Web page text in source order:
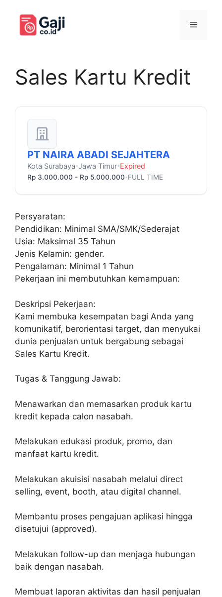
Menu
Sales Kartu Kredit
PT NAIRA ABADI SEJAHTERA
Kota Surabaya•Jawa Timur•Expired
Rp 3.000.000 - Rp 5.000.000 •FULL TIME
Persyaratan:
Pendidikan: Minimal SMA/SMK/Sederajat
Usia: Maksimal 35 Tahun
Jenis Kelamin: gender.
Pengalaman: Minimal 1 Tahun
Pekerjaan ini membutuhkan kemampuan:
Deskripsi Pekerjaan:
Kami membuka kesempatan bagi Anda yang
komunikatif, berorientasi target, dan menyukai
dunia penjualan untuk bergabung sebagai
Sales Kartu Kredit.
Tugas & Tanggung Jawab:
Menawarkan dan memasarkan produk kartu
kredit kepada calon nasabah.
Melakukan edukasi produk, promo, dan
manfaat kartu kredit.
Melakukan akuisisi nasabah melalui direct
selling, event, booth, atau digital channel.
Membantu proses pengajuan aplikasi hingga
disetujui (approved).
Melakukan follow-up dan menjaga hubungan
baik dengan nasabah.
Membuat laporan aktivitas dan hasil penjualan